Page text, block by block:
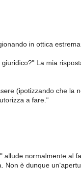
in ottica
La mia
(ipotizzando che la
a fare."
allude normalmente al
Non è dunque